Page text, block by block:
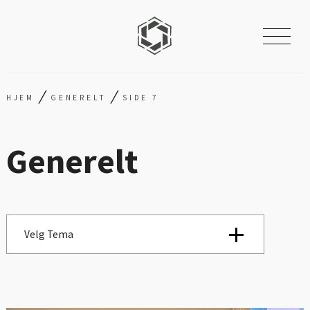
HJEM / GENERELT / SIDE 7
Generelt
Velg Tema